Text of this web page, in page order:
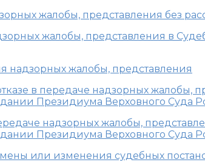
жалобы, представления без
жалобы, представления в
надзорных жалобы, представления
в передаче надзорных жалобы,
Президиума Верховного Суда
надзорных жалобы,
Президиума Верховного Суда
или изменения судебных